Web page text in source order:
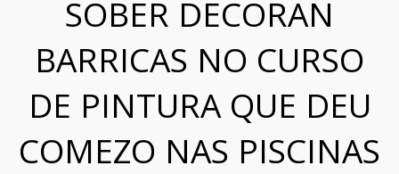
SOBER DECORAN
BARRICAS NO CURSO
DE PINTURA QUE DEU
COMEZO NAS PISCINAS